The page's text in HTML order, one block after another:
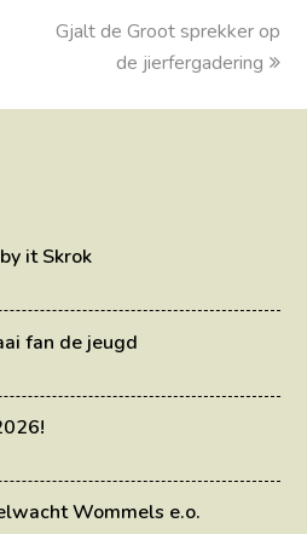
next
Gjalt de Groot sprekker op
de jierfergadering
it Skrok
fan de jeugd
Wommels e.o.